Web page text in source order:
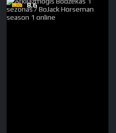
8.6